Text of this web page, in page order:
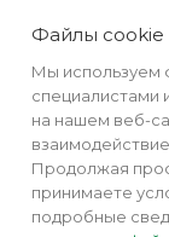
Файлы cookie
Мы используем
специалистами
на нашем веб-
Продолжая
принимаете
подробные